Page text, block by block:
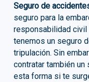
Seguro de
seguro para la
responsabilidad civil
tenemos un seguro
tripulación. Sin
contratar también un
esta forma si te